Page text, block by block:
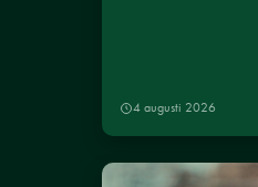
4 augusti 2026